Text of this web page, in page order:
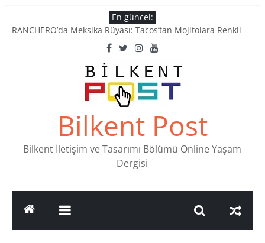
to
En güncel:
RANCHERO’da Meksika Rüyası: Tacos’tan Mojitolara Renkli
Ankara’nın Ruhunu Notalarda Yaşatan 4 Müzik Durağı
Pullardaki tarih: PTT Pul Müzesi
Stamp Collectors Unite: Places to Find Stamps in Ankara
Tatlı Konuşalım: Ankara’nın 4 Köklü Pastanesi
Bilkent Post
Bilkent İletişim ve Tasarımı Bölümü Online Yaşam
Dergisi